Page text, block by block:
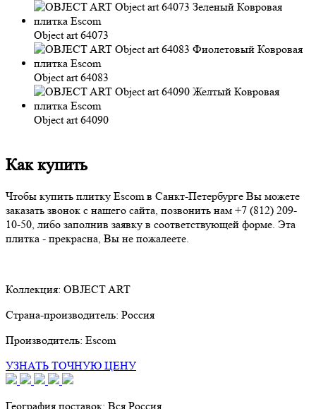
Object art 64073
Object art 64083
Object art 64090
Как купить
Чтобы купить плитку Escom в Санкт-Петербурге Вы можете
заказать звонок с нашего сайта, позвонить нам +7 (812) 209-
10-50 , либо заполнив заявку в соответствующей форме. Эта
плитка - прекрасна, Вы не пожалеете.
Коллекция: OBJECT ART
Страна-производитель: Россия
Производитель: Escom
УЗНАТЬ ТОЧНУЮ ЦЕНУ
География поставок: Вся Россия